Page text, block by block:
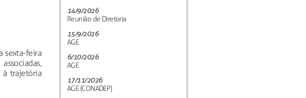
sexta-feira
à trajetória
14/9/2026
Reunião de Diretoria
15/9/2026
AGE
6/10/2026
AGE
17/11/2026
AGE (CONADEP)